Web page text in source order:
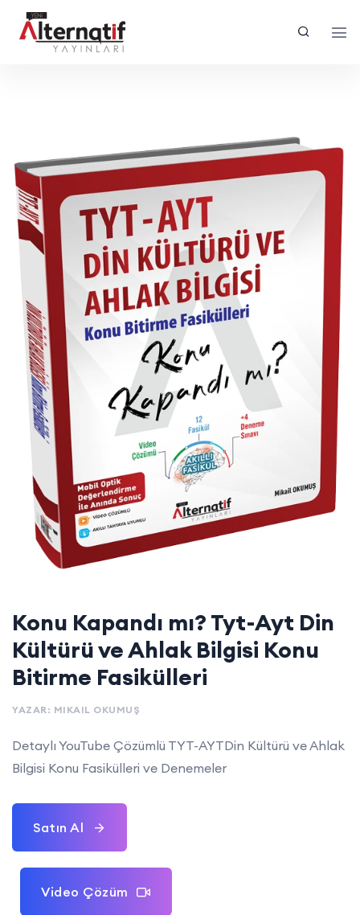
Konu Kapandı mı? Tyt-Ayt Din
Kültürü ve Ahlak Bilgisi Konu
Bitirme Fasikülleri
YAZAR: MIKAIL OKUMUŞ
Detaylı YouTube Çözümlü TYT-AYTDin Kültürü ve Ahlak
Bilgisi Konu Fasikülleri ve Denemeler
Satın Al
Video Çözüm